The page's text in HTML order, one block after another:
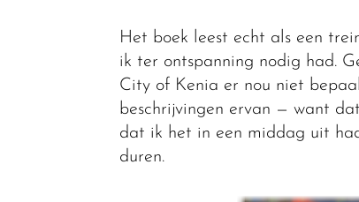
Het boek leest echt als een
ik ter ontspanning nodig had.
City of Kenia er nou niet
beschrijvingen ervan — want
dat ik het in een middag uit
duren.